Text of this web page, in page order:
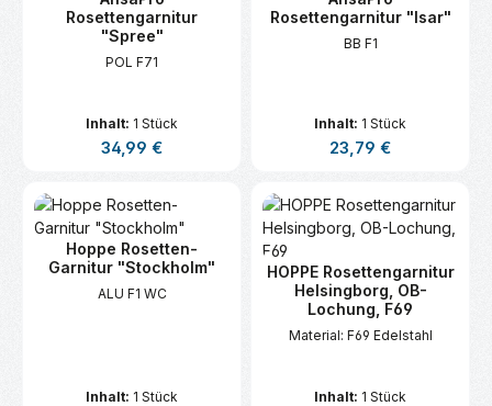
Rosettengarnitur
"Spree"
POL F71
Inhalt: 1 Stück
Regulärer Preis:
34,99 €
Rosettengarnitur "Isar"
BB F1
Inhalt: 1 Stück
Regulärer Preis:
23,79 €
Hoppe Rosetten-
Garnitur "Stockholm"
ALU F1 WC
Inhalt: 1 Stück
HOPPE Rosettengarnitur
Helsingborg, OB-
Lochung, F69
Material: F69 Edelstahl
Inhalt: 1 Stück